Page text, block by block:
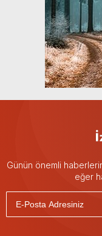
Günün önemli
eğer